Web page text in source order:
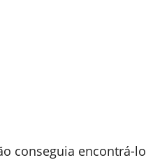
conseguia encontrá-lo